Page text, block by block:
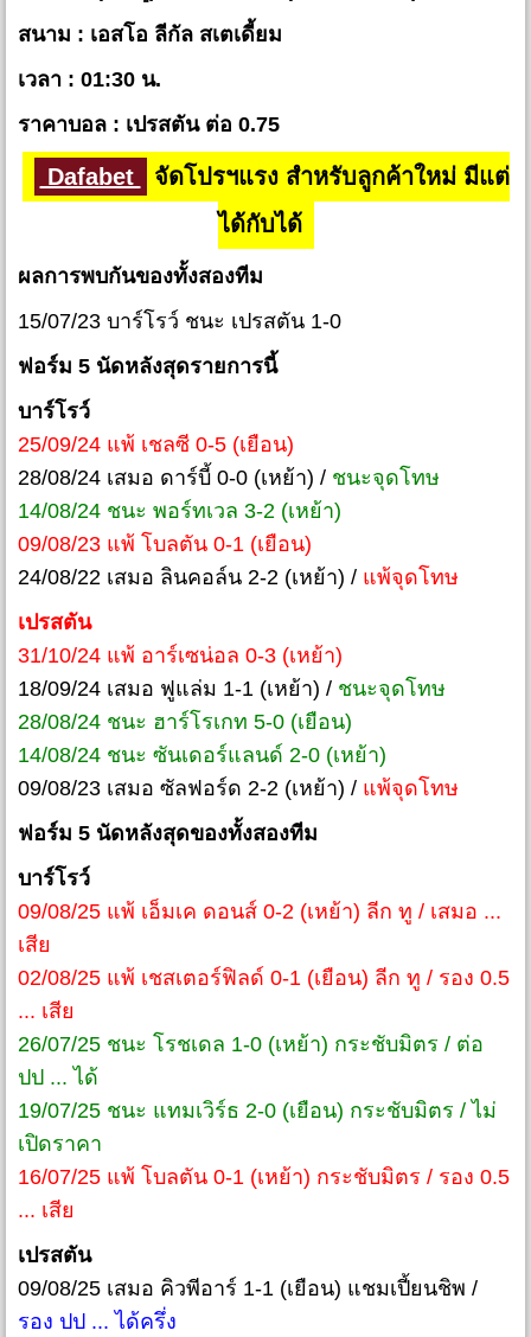
สนาม : เอสโอ ลีกัล สเตเดี้ยม
เวลา : 01:30 น.
ราคาบอล : เปรสตัน ต่อ 0.75
Dafabet
จัดโปรฯแรง สำหรับลูกค้าใหม่ มีแต่
ได้กับได้
ผลการพบกันของทั้งสองทีม
15/07/23 บาร์โรว์ ชนะ เปรสตัน 1-0
ฟอร์ม 5 นัดหลังสุดรายการนี้
บาร์โรว์
25/09/24 แพ้ เชลซี 0-5 (เยือน)
28/08/24 เสมอ ดาร์บี้ 0-0 (เหย้า) / ชนะจุดโทษ
14/08/24 ชนะ พอร์ทเวล 3-2 (เหย้า)
09/08/23 แพ้ โบลตัน 0-1 (เยือน)
24/08/22 เสมอ ลินคอล์น 2-2 (เหย้า) / แพ้จุดโทษ
เปรสตัน
31/10/24 แพ้ อาร์เซน่อล 0-3 (เหย้า)
18/09/24 เสมอ ฟูแล่ม 1-1 (เหย้า) / ชนะจุดโทษ
28/08/24 ชนะ ฮาร์โรเกท 5-0 (เยือน)
14/08/24 ชนะ ซันเดอร์แลนด์ 2-0 (เหย้า)
09/08/23 เสมอ ซัลฟอร์ด 2-2 (เหย้า) / แพ้จุดโทษ
ฟอร์ม 5 นัดหลังสุดของทั้งสองทีม
บาร์โรว์
09/08/25 แพ้ เอ็มเค ดอนส์ 0-2 (เหย้า) ลีก ทู / เสมอ ...
เสีย
02/08/25 แพ้ เชสเตอร์ฟิลด์ 0-1 (เยือน) ลีก ทู / รอง 0.5
... เสีย
26/07/25 ชนะ โรชเดล 1-0 (เหย้า) กระชับมิตร / ต่อ
ปป ... ได้
19/07/25 ชนะ แทมเวิร์ธ 2-0 (เยือน) กระชับมิตร / ไม่
เปิดราคา
16/07/25 แพ้ โบลตัน 0-1 (เหย้า) กระชับมิตร / รอง 0.5
... เสีย
เปรสตัน
09/08/25 เสมอ คิวพีอาร์ 1-1 (เยือน) แชมเปี้ยนชิพ /
รอง ปป ... ได้ครึ่ง